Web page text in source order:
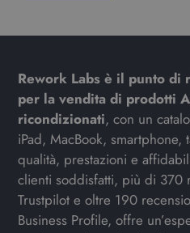
Rework Labs è il punto
per la vendita di prodotti
ricondizionati, con un
iPad, MacBook,
qualità, prestazioni e
clienti soddisfatti, più di 370
Trustpilot e oltre 190
Business Profile, offre